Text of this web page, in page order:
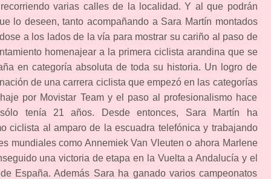
varias calles de la localidad. Y al que podrán
lo deseen, tanto acompañando a Sara Martín montados
a los lados de la vía para mostrar su cariño al paso de
homenajear a la primera ciclista arandina que se
en categoría absoluta de toda su historia. Un logro de
de una carrera ciclista que empezó en las categorías
por Movistar Team y el paso al profesionalismo hace
tenía 21 años. Desde entonces, Sara Martín ha
ciclista al amparo de la escuadra telefónica y trabajando
mundiales como Annemiek Van Vleuten o ahora Marlene
una victoria de etapa en la Vuelta a Andalucía y el
España. Además Sara ha ganado varios campeonatos